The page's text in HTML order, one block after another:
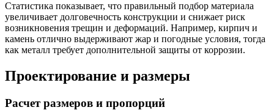
Статистика показывает, что правильный подбор материала
увеличивает долговечность конструкции и снижает риск
возникновения трещин и деформаций. Например, кирпич и
камень отлично выдерживают жар и погодные условия, тогда
как металл требует дополнительной защиты от коррозии.
Проектирование и размеры
Расчет размеров и пропорций